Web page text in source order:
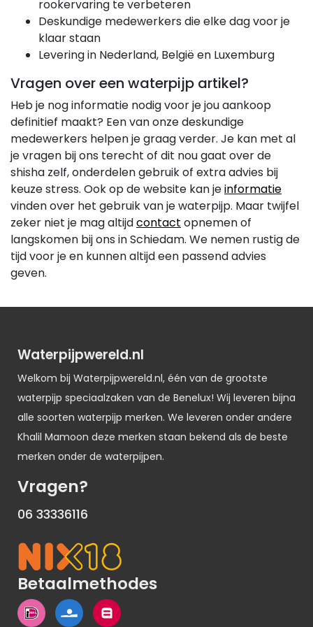
rookervaring te verbeteren
Deskundige medewerkers die elke dag voor je
klaar staan
Levering in Nederland, België en Luxemburg
Vragen over een waterpijp artikel?
Heb je nog informatie nodig voor je jou aankoop
definitief maakt? Een van onze deskundige
medewerkers helpen je graag verder. Je kan met al
je vragen bij ons terecht of dit nou gaat over de
shisha zelf, onderdelen gebruik of extra advies bij
keuze stress. Ook op de website kan jeinformatie
vinden over het gebruik van je waterpijp. Maar twijfel
zeker niet je mag altijdcontact opnemen of
langskomen bij ons in Schiedam. We nemen rustig de
tijd voor je en kunnen altijd een passend advies
geven.
Waterpijpwereld.nl
Welkom bij Waterpijpwereld.nl, één van de grootste
waterpijp speciaalzaken van de Benelux! Wij leveren bijna
alle soorten waterpijp merken. We leveren onder andere
Khalil Mamoon deze merken staan bekend als de beste
merken onder de waterpijpen.
Vragen?
06 33336116
Betaalmethodes